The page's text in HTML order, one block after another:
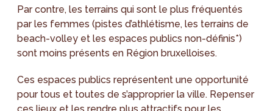
Par contre, les terrains qui sont le plus fréquentés
par les femmes (pistes d’athlétisme, les terrains de
beach-volley et les espaces publics non-définis*)
sont moins présents en Région bruxelloises.
Ces espaces publics représentent une opportunité
pour tous et toutes de s’approprier la ville. Repenser